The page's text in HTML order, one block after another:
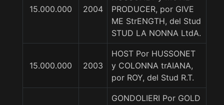
15.000.000 2004
PRODUCER, por GIVE
ME StrENGTH, del Stud
STUD LA NONNA LtdA.
15.000.000 2003
HOST Por HUSSONET
y COLONNA trAIANA,
por ROY, del Stud R.T.
GONDOLIERI Por GOLD